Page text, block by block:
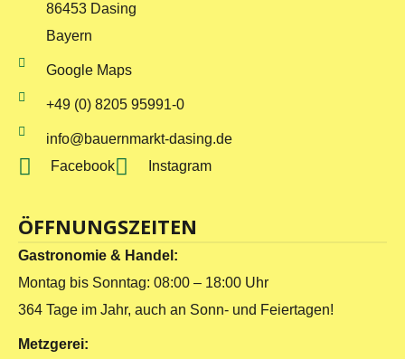
86453 Dasing
Bayern
Google Maps
+49 (0) 8205 95991-0
info@bauernmarkt-dasing.de
Facebook
Instagram
ÖFFNUNGSZEITEN
Gastronomie & Handel:
Montag bis Sonntag: 08:00 – 18:00 Uhr
364 Tage im Jahr, auch an Sonn- und Feiertagen!
Metzgerei: